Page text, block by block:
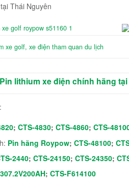
Thái Nguyên
xe golf, xe điện tham quan du lịch
Pin lithium xe điện chính hãng
;CTS-4830;CTS-4860;CTS-
Pin hãng Roypow;CTS-48100;
2440;CTS-24150;CTS-24350;
;CTS-F614100